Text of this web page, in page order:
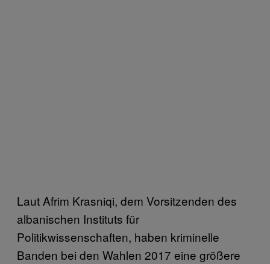
Laut Afrim Krasniqi, dem Vorsitzenden des
albanischen Instituts für
Politikwissenschaften, haben kriminelle
Banden bei den Wahlen 2017 eine größere